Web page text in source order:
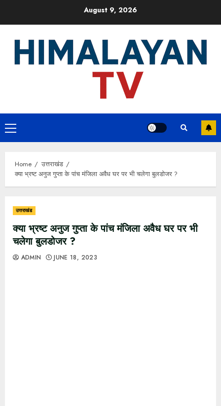
August 9, 2026
Primary
Menu
Home
उत्तराखंड
क्या भ्रष्ट अनुज गुप्ता के पांच मंजिला अवैध घर पर भी चलेगा बुलडोजर ?
उत्तराखंड
क्या भ्रष्ट अनुज गुप्ता के पांच मंजिला अवैध घर पर भी
चलेगा बुलडोजर ?
ADMIN JUNE 18, 2023